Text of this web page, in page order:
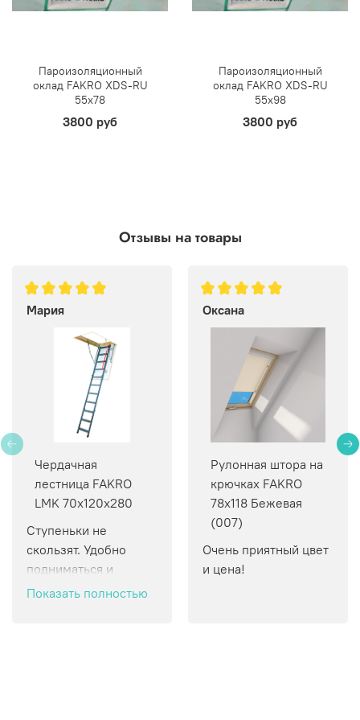
Пароизоляционный
оклад FAKRO XDS-RU
55х78
3800 руб
Пароизоляционный
оклад FAKRO XDS-RU
55х98
3800 руб
Отзывы на товары
Мария
Чердачная
лестница FAKRO
LMK 70х120х280
Ступеньки не
скользят. Удобно
подниматься и
спускаться.
Показать полностью
Оксана
Рулонная штора на
крючках FAKRO
78х118 Бежевая
(007)
Очень приятный цвет
и цена!